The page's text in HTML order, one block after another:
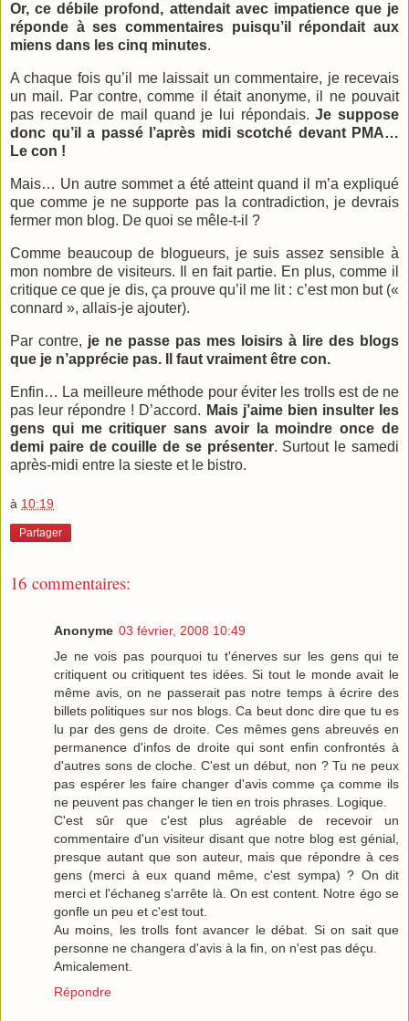
Or, ce débile profond, attendait avec impatience que je
réponde à ses commentaires puisqu’il répondait aux
miens dans les cinq minutes.
A chaque fois qu’il me laissait un commentaire, je recevais
un mail. Par contre, comme il était anonyme, il ne pouvait
pas recevoir de mail quand je lui répondais.Je suppose
donc qu’il a passé l’après midi scotché devant PMA…
Le con !
Mais… Un autre sommet a été atteint quand il m’a expliqué
que comme je ne supporte pas la contradiction, je devrais
fermer mon blog. De quoi se mêle-t-il ?
Comme beaucoup de blogueurs, je suis assez sensible à
mon nombre de visiteurs. Il en fait partie. En plus, comme il
critique ce que je dis, ça prouve qu’il me lit : c’est mon but («
connard », allais-je ajouter).
Par contre, je ne passe pas mes loisirs à lire des blogs
que je n’apprécie pas. Il faut vraiment être con.
Enfin… La meilleure méthode pour éviter les trolls est de ne
pas leur répondre ! D’accord. Mais j’aime bien insulter les
gens qui me critiquer sans avoir la moindre once de
demi paire de couille de se présenter. Surtout le samedi
après-midi entre la sieste et le bistro.
à 10:19
Partager
16 commentaires:
Anonyme 03 février, 2008 10:49
Je ne vois pas pourquoi tu t'énerves sur les gens qui te
critiquent ou critiquent tes idées. Si tout le monde avait le
même avis, on ne passerait pas notre temps à écrire des
billets politiques sur nos blogs. Ca beut donc dire que tu es
lu par des gens de droite. Ces mêmes gens abreuvés en
permanence d'infos de droite qui sont enfin confrontés à
d'autres sons de cloche. C'est un début, non ? Tu ne peux
pas espérer les faire changer d'avis comme ça comme ils
ne peuvent pas changer le tien en trois phrases. Logique.
C'est sûr que c'est plus agréable de recevoir un
commentaire d'un visiteur disant que notre blog est génial,
presque autant que son auteur, mais que répondre à ces
gens (merci à eux quand même, c'est sympa) ? On dit
merci et l'échaneg s'arrête là. On est content. Notre égo se
gonfle un peu et c'est tout.
Au moins, les trolls font avancer le débat. Si on sait que
personne ne changera d'avis à la fin, on n'est pas déçu.
Amicalement.
Répondre